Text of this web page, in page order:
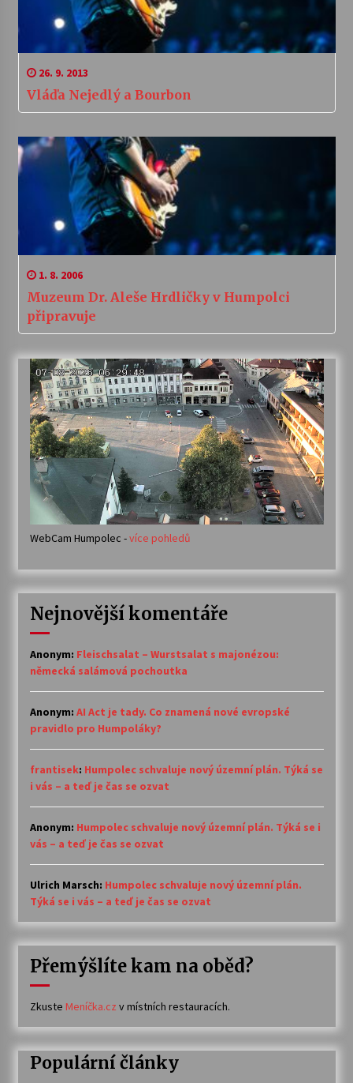
26. 9. 2013
Vláďa Nejedlý a Bourbon
1. 8. 2006
Muzeum Dr. Aleše Hrdličky v Humpolci
připravuje
WebCam Humpolec -více pohledů
Nejnovější komentáře
Anonym: Fleischsalat – Wurstsalat s majonézou:
německá salámová pochoutka
Anonym: AI Act je tady. Co znamená nové evropské
pravidlo pro Humpoláky?
frantisek: Humpolec schvaluje nový územní plán. Týká se
i vás – a teď je čas se ozvat
Anonym: Humpolec schvaluje nový územní plán. Týká se i
vás – a teď je čas se ozvat
Ulrich Marsch: Humpolec schvaluje nový územní plán.
Týká se i vás – a teď je čas se ozvat
Přemýšlíte kam na oběd?
Zkuste Meníčka.cz v místních restauracích.
Populární články